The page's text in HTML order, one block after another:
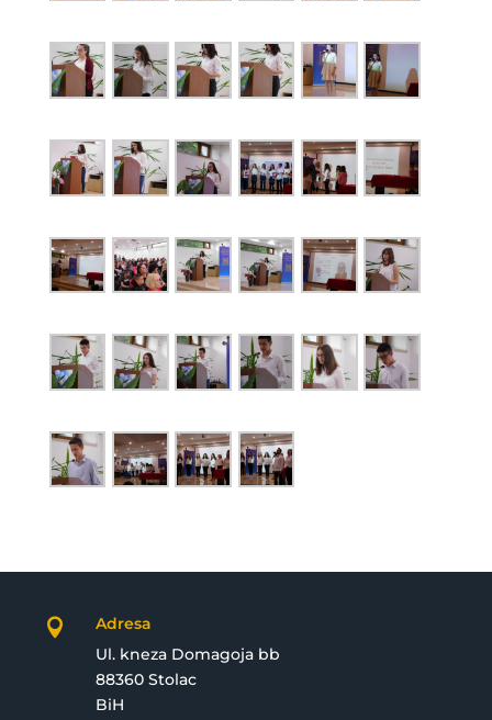

Adresa
Ul. kneza Domagoja bb
88360 Stolac
BiH